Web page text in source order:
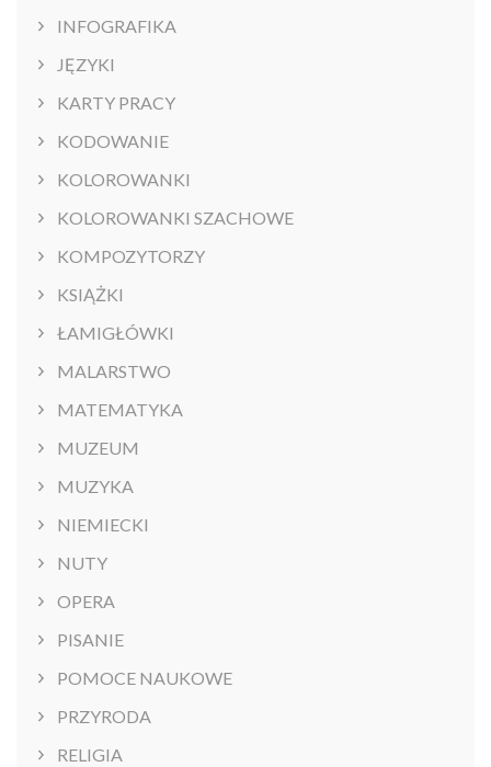
INFOGRAFIKA
JĘZYKI
KARTY PRACY
KODOWANIE
KOLOROWANKI
KOLOROWANKI SZACHOWE
KOMPOZYTORZY
KSIĄŻKI
ŁAMIGŁÓWKI
MALARSTWO
MATEMATYKA
MUZEUM
MUZYKA
NIEMIECKI
NUTY
OPERA
PISANIE
POMOCE NAUKOWE
PRZYRODA
RELIGIA